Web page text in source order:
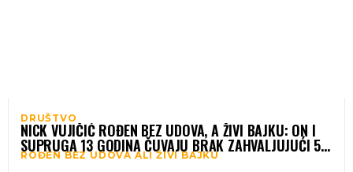
DRUŠTVO
NICK VUJIČIĆ ROĐEN BEZ UDOVA, A ŽIVI BAJKU: ON I
SUPRUGA 13 GODINA ČUVAJU BRAK ZAHVALJUJUĆI 5
PRAVILA
ROĐEN BEZ UDOVA ALI ŽIVI BAJKU